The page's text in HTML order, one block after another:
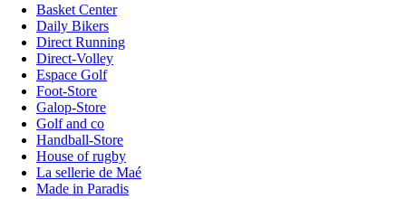
Basket Center
Daily Bikers
Direct Running
Direct-Volley
Espace Golf
Foot-Store
Galop-Store
Golf and co
Handball-Store
House of rugby
La sellerie de Maé
Made in Paradis